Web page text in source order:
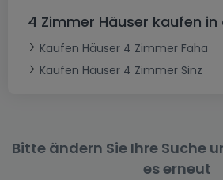
4 Zimmer Häuser kaufen in
Kaufen Häuser 4 Zimmer Faha
Kaufen Häuser 4 Zimmer Sinz
Bitte ändern Sie Ihre Suche
es erneut